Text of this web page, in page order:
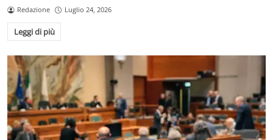
Redazione Luglio 24, 2026
Leggi di più